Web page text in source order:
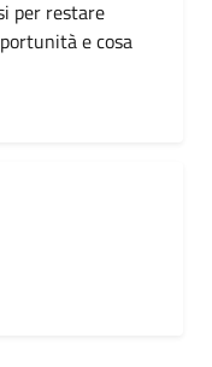
per restare
e cosa